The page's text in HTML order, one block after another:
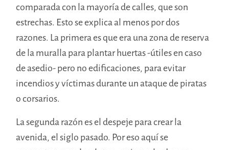
comparada con la mayoría de calles, que son
estrechas. Esto se explica al menos por dos
razones. La primera es que era una zona de reserva
de la muralla para plantar huertas -útiles en caso
de asedio- pero no edificaciones, para evitar
incendios y víctimas durante un ataque de piratas
o corsarios.
La segunda razón es el despeje para crear la
avenida, el siglo pasado. Por eso aquí se